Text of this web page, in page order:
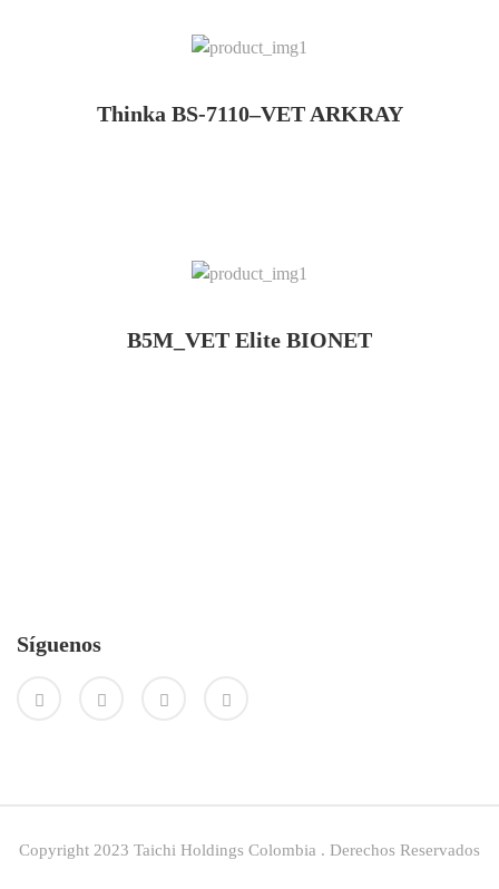
Thinka BS-7110–VET ARKRAY
B5M_VET Elite BIONET
Síguenos
Copyright 2023 Taichi Holdings Colombia . Derechos Reservados